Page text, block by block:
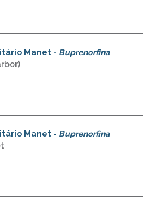
Manet - Buprenorfina
Manet - Buprenorfina